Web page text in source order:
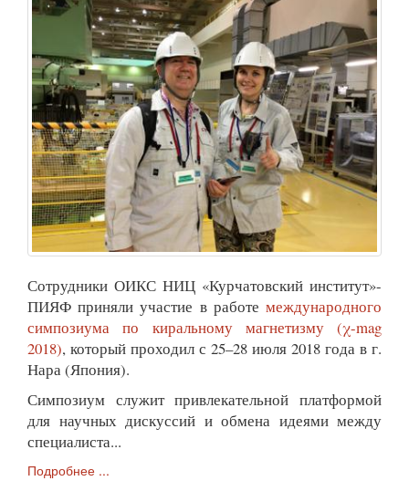
Сотрудники ОИКС НИЦ «Курчатовский институт»-
ПИЯФ приняли участие в работе международного
симпозиума по киральному магнетизму (χ-mag
2018), который проходил с 25–28 июля 2018 года в г.
Нара (Япония).
Симпозиум служит привлекательной платформой
для научных дискуссий и обмена идеями между
специалиста...
Подробнее ...